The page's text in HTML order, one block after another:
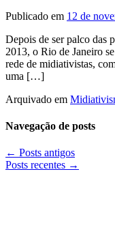
Publicado em 12 de
Depois de ser palco das
2013, o Rio de Janeiro
rede de midiativistas,
uma […]
Arquivado em
Navegação de posts
← Posts antigos
Posts recentes →